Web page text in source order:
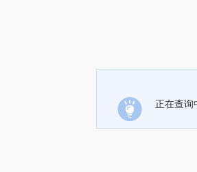
正在查询